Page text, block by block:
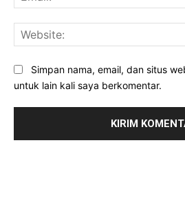
Simpan nama, email, dan situs
untuk lain kali saya berkomentar.